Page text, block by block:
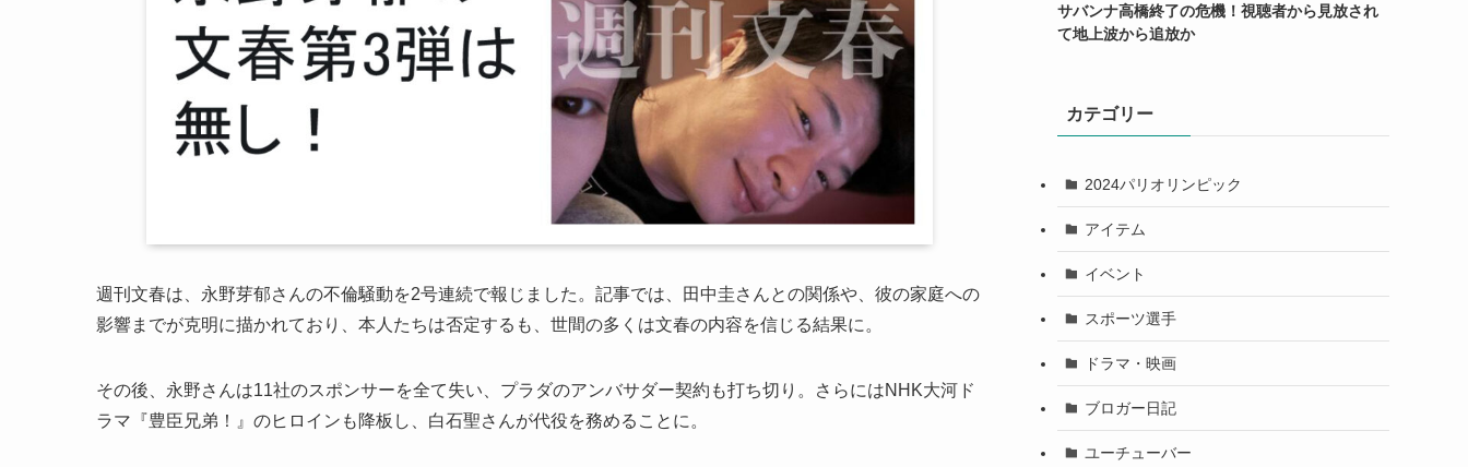
週刊文春は、永野芽郁さんの不倫騒動を2号連続で報じました。記事では、田中圭さんとの関係や、彼の家庭への
影響までが克明に描かれており、本人たちは否定するも、世間の多くは文春の内容を信じる結果に。
その後、永野さんは11社のスポンサーを全て失い、プラダのアンバサダー契約も打ち切り。さらにはNHK大河ド
ラマ『豊臣兄弟！』のヒロインも降板し、白石聖さんが代役を務めることに。
サバンナ高橋終了の危機！視聴者から見放され
て地上波から追放か
カテゴリー
2024パリオリンピック
アイテム
イベント
スポーツ選手
ドラマ・映画
ブロガー日記
ユーチューバー